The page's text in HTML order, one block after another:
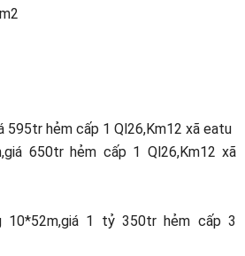
595tr hẻm cấp 1 Ql26,Km12 xã eatu
650tr hẻm cấp 1 Ql26,Km12 xã
10*52m,giá 1 tỷ 350tr hẻm cấp 3